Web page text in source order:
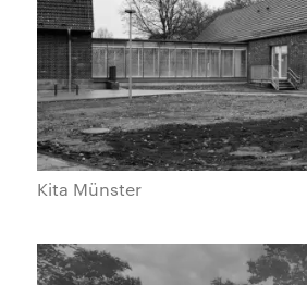
Kita Münster